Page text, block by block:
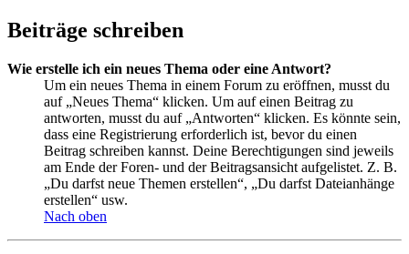
Beiträge schreiben
Wie erstelle ich ein neues Thema oder eine Antwort?
Um ein neues Thema in einem Forum zu eröffnen, musst du
auf „Neues Thema“ klicken. Um auf einen Beitrag zu
antworten, musst du auf „Antworten“ klicken. Es könnte sein,
dass eine Registrierung erforderlich ist, bevor du einen
Beitrag schreiben kannst. Deine Berechtigungen sind jeweils
am Ende der Foren- und der Beitragsansicht aufgelistet. Z. B.
„Du darfst neue Themen erstellen“, „Du darfst Dateianhänge
erstellen“ usw.
Nach oben